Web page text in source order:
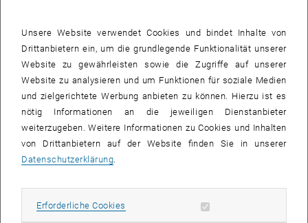
Your personal advantage: Each participant will obtain a certificate of
participation with 3 ECTS credits, which you may get recognised at
your home university.
When?
Virtual part:24. June and 12 July 2024.
Physical part: from1 July to 5 July 2024
(University of Maribor, Faculty of Civil Engineering, Transportation
March 31st, 2024, limited participation) is available
Unsere Website verwendet Cookies und bindet Inhalte von
Drittanbietern ein, um die grundlegende Funktionalität unserer
Website zu gewährleisten sowie die Zugriffe auf unserer
Website zu analysieren und um Funktionen für soziale Medien
und zielgerichtete Werbung anbieten zu können. Hierzu ist es
nötig Informationen an die jeweiligen Dienstanbieter
weiterzugeben. Weitere Informationen zu Cookies und Inhalten
von Drittanbietern auf der Website finden Sie in unserer
Datenschutzerklärung.
Erforderliche Cookies Erforderliche Cookies zulassen